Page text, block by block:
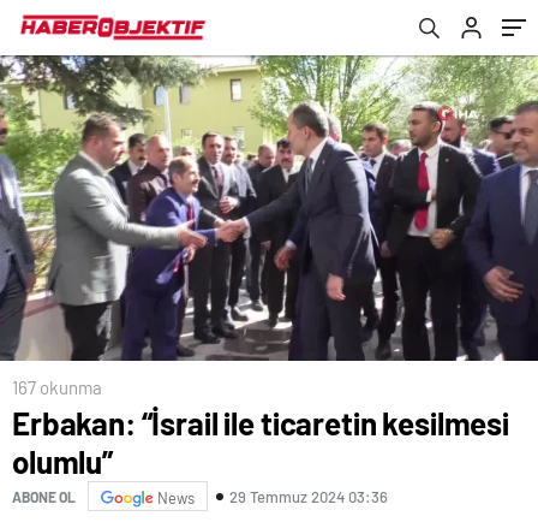
167 okunma
Erbakan: “İsrail ile ticaretin kesilmesi
olumlu”
ABONE OL News 29 Temmuz 2024 03:36